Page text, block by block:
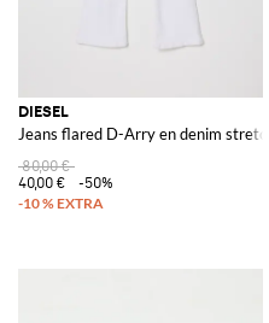
DIESEL
Jeans flared D-Arry en denim stretch
80,00 €
40,00 €
-50%